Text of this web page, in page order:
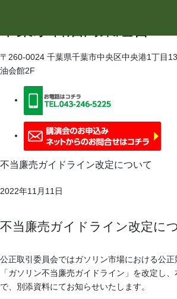
〒260-0024 千葉県千葉市中央区中央港1丁目
油会館2F
不当廉売ガイドライン改定について
2022年11月11日
不当廉売ガイドライン改定に
公正取引委員会ではガソリン市場における公
「ガソリン不当廉売ガイドライン」を改定し
で、別添資料にてお知らせいたします。